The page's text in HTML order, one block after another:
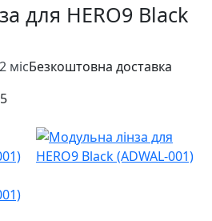
для HERO9 Black
місБезкоштовна доставка